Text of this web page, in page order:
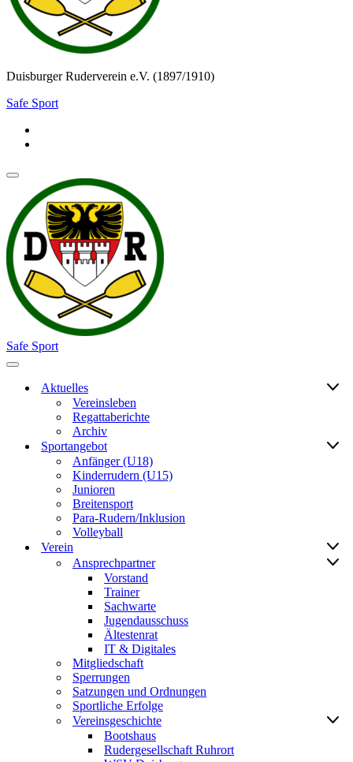
Duisburger Ruderverein e.V. (1897/1910)
Safe Sport
Navigationsmenü
Safe Sport
Navigationsmenü
Aktuelles
Vereinsleben
Regattaberichte
Archiv
Sportangebot
Anfänger (U18)
Kinderrudern (U15)
Junioren
Breitensport
Para-Rudern/Inklusion
Volleyball
Verein
Ansprechpartner
Vorstand
Trainer
Sachwarte
Jugendausschuss
Ältestenrat
IT & Digitales
Mitgliedschaft
Sperrungen
Satzungen und Ordnungen
Sportliche Erfolge
Vereinsgeschichte
Bootshaus
Rudergesellschaft Ruhrort